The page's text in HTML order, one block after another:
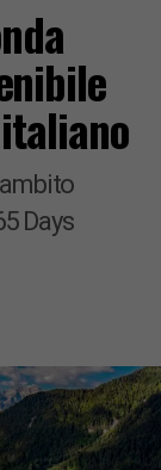
Days